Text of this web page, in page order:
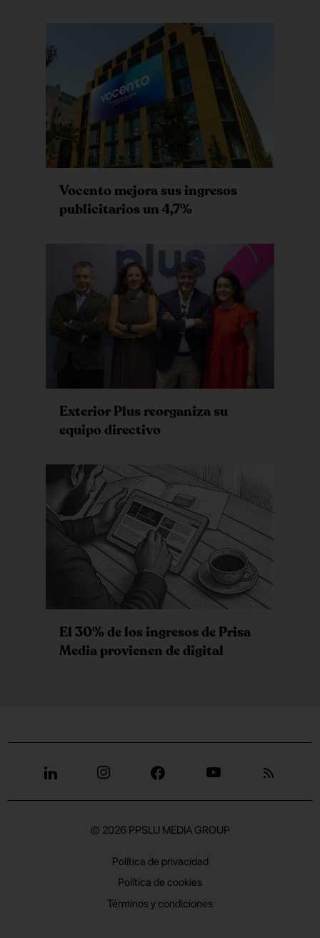
Vocento mejora sus ingresos
publicitarios un 4,7%
Exterior Plus reorganiza su
equipo directivo
El 30% de los ingresos de Prisa
Media provienen de digital
© 2026 PPSLU MEDIA GROUP
Política de privacidad
Política de cookies
Términos y condiciones